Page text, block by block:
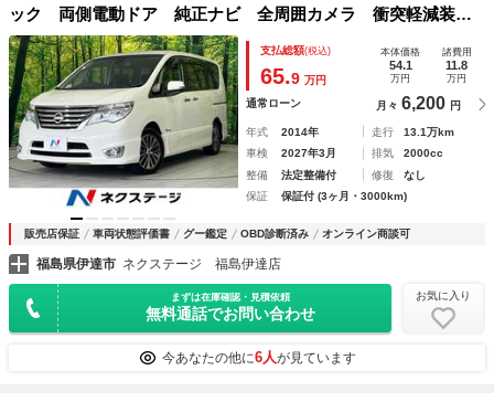
ック 両側電動ドア 純正ナビ 全周囲カメラ 衝突軽減装
置 禁煙車 障害物センサー スマートキー ＬＥＤヘッド
ＥＴＣ クルコン 純正１６インチＡＷ オートライト 車線
逸脱警報 誤発進抑制機能 フルセグ
支払総額(税込)
65.9 万円
本体価格
54.1
万円
諸費用
11.8
万円
通常ローン 月々 6,200 円
年式 2014年 走行
13.1万km
車検
2027年3月 排気
2000cc
整備
法定整備付 修復
なし
保証
保証付 (3ヶ月・3000km)
販売店保証 車両状態評価書 グー鑑定 OBD診断済み オンライン商談可
福島県伊達市 ネクステージ 福島伊達店
まずは在庫確認・見積依頼
無料通話でお問い合わせ
お気に入り
今あなたの他に6人が見ています